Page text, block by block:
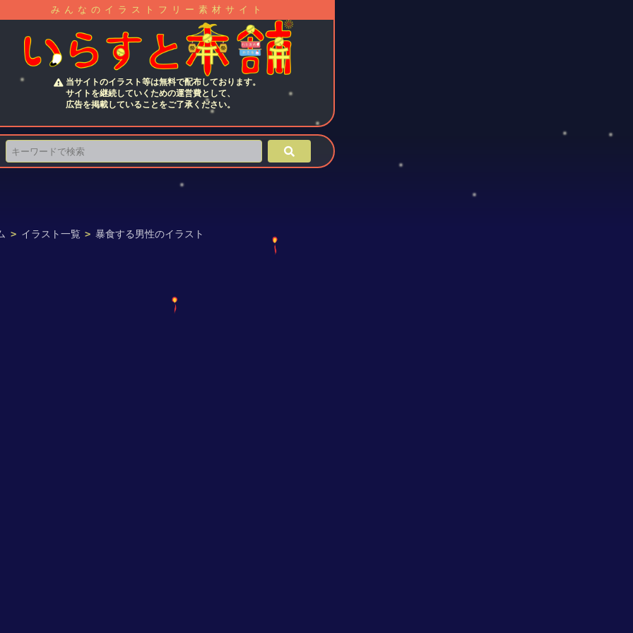
みんなのイラストフリー素材サイト
当サイトのイラスト等は無料で配布しております。
サイトを継続していくための運営費として、
広告を掲載していることをご了承ください。
> イラスト一覧 > 暴食する男性のイラスト